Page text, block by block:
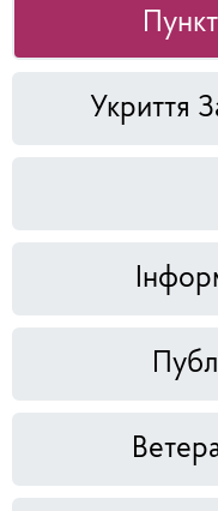
Укриття